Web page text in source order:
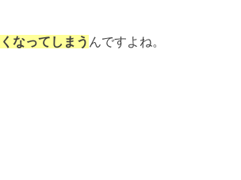
なってしまう んですよね。